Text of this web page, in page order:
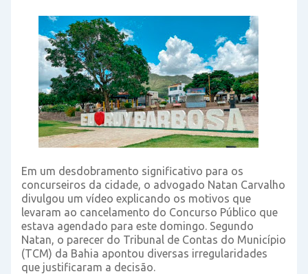
Em um desdobramento significativo para os
concurseiros da cidade, o advogado Natan Carvalho
divulgou um vídeo explicando os motivos que
levaram ao cancelamento do Concurso Público que
estava agendado para este domingo. Segundo
Natan, o parecer do Tribunal de Contas do Município
(TCM) da Bahia apontou diversas irregularidades
que justificaram a decisão.